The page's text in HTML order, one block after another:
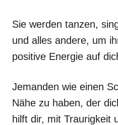
Sie werden tanzen,
und alles andere, um
positive Energie auf
Jemanden wie einen
Nähe zu haben, der
hilft dir, mit Traurigkeit